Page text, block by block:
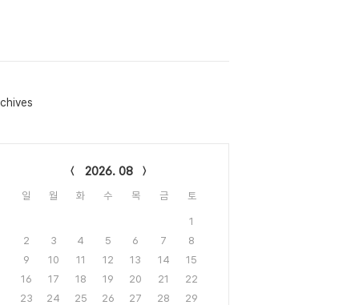
2026. 08
일 월 화 수 목 금 토
1
2
3 4 5 6 7
8
9
10 11 12 13 14
15
16
17 18 19 20 21
22
23
24 25 26 27 28
29